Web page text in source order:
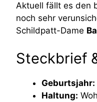
Aktuell fällt es den
noch sehr
Schildpatt-Dame
Steckbrief
Geburtsjahr:
Haltung: